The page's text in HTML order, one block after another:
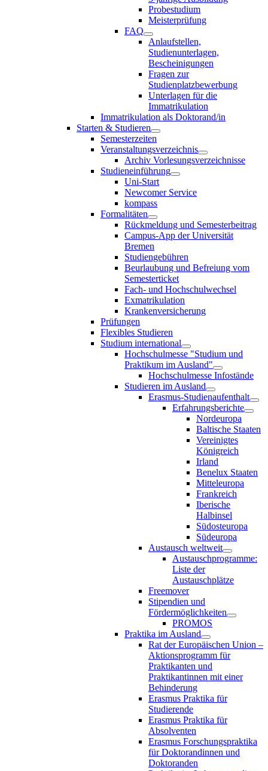
Probestudium
Meisterprüfung
FAQ
Anlaufstellen,
Studienunterlagen,
Bescheinigungen
Fragen zur
Studienplatzbewerbung
Unterlagen für die
Immatrikulation
Immatrikulation als Doktorand/in
Starten & Studieren
Semesterzeiten
Veranstaltungsverzeichnis
Archiv Vorlesungsverzeichnisse
Studieneinführung
Uni-Start
Newcomer Service
kompass
Formalitäten
Rückmeldung und Semesterbeitrag
Campus-App der Universität
Bremen
Studiengebühren
Beurlaubung und Befreiung vom
Semesterticket
Fach- und Hochschulwechsel
Exmatrikulation
Krankenversicherung
Prüfungen
Flexibles Studieren
Studium international
Hochschulmesse "Studium und
Praktikum im Ausland"
Hochschulmesse Infostände
Studieren im Ausland
Erasmus-Studienaufenthalt
Erfahrungsberichte
Nordeuropa
Baltische Staaten
Vereinigtes
Königreich
Irland
Benelux Staaten
Mitteleuropa
Frankreich
Iberische
Halbinsel
Südosteuropa
Südeuropa
Austausch weltweit
Austauschprogramme:
Liste der
Austauschplätze
Freemover
Stipendien und
Fördermöglichkeiten
PROMOS
Praktika im Ausland
Rat der Europäischen Union –
Aktionsprogramm für
Praktikanten und
Praktikantinnen mit einer
Behinderung
Erasmus Praktika für
Studierende
Erasmus Praktika für
Absolventen
Erasmus Forschungspraktika
für Doktorandinnen und
Doktoranden